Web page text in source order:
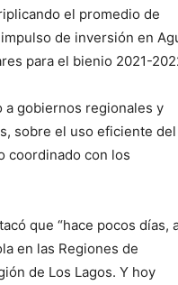
el promedio de
de inversión en
para el bienio 2021-
a gobiernos regionales y
sobre el uso eficiente del
coordinado con los
que “hace pocos días,
en las Regiones de
de Los Lagos. Y hoy